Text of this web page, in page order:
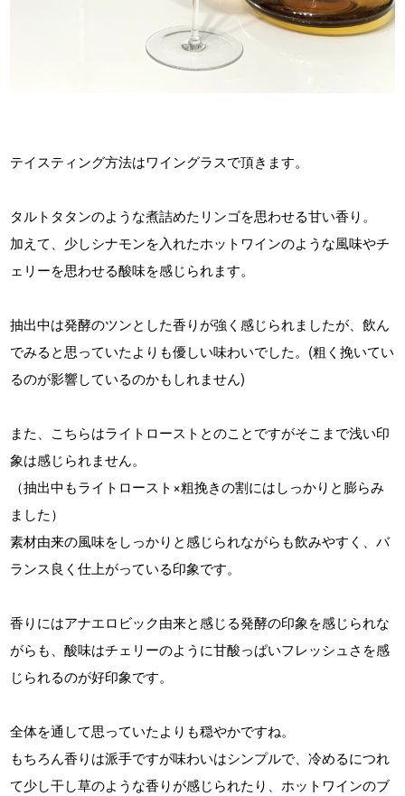
テイスティング方法はワイングラスで頂きます。
タルトタタンのような煮詰めたリンゴを思わせる甘い香り。
加えて、少しシナモンを入れたホットワインのような風味やチ
ェリーを思わせる酸味を感じられます。
抽出中は発酵のツンとした香りが強く感じられましたが、飲ん
でみると思っていたよりも優しい味わいでした。(粗く挽いてい
るのが影響しているのかもしれません)
また、こちらはライトローストとのことですがそこまで浅い印
象は感じられません。
（抽出中もライトロースト×粗挽きの割にはしっかりと膨らみ
ました）
素材由来の風味をしっかりと感じられながらも飲みやすく、バ
ランス良く仕上がっている印象です。
香りにはアナエロビック由来と感じる発酵の印象を感じられな
がらも、酸味はチェリーのように甘酸っぱいフレッシュさを感
じられるのが好印象です。
全体を通して思っていたよりも穏やかですね。
もちろん香りは派手ですが味わいはシンプルで、冷めるにつれ
て少し干し草のような香りが感じられたり、ホットワインのブ